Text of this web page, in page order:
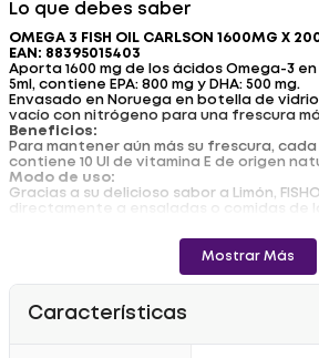
Lo que debes saber
OMEGA 3 FISH OIL CARLSON 1600MG X
EAN: 88395015403
Aporta 1600 mg de los ácidos Omega-3
5ml, contiene EPA: 800 mg y DHA: 500 mg.
Envasado en Noruega en botella de
vacío con nitrógeno para una frescura
Beneficios:
Para mantener aún más su frescura, cada
contiene 10 UI de vitamina E de origen
Modo de uso:
Gracias a su delicioso sabor a Limón,
Mostrar Más
Características